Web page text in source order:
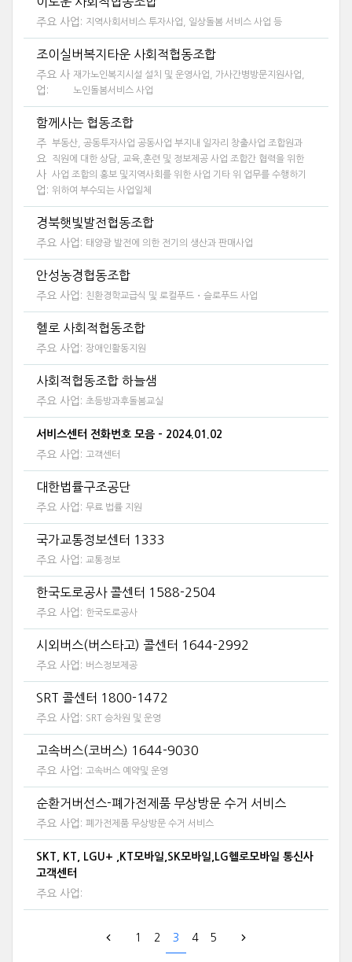
주요 사업: 지역사회서비스 투자사업, 일상돌봄 서비스 사업 등
조이실버복지타운 사회적협동조합
주요 사
업:
재가노인복지시설 설치 및 운영사업, 가사간병방문지원사업,
노인돌봄서비스 사업
함께사는 협동조합
주
요
사
업:
부동산, 공동투자사업 공동사업 부지내 일자리 창출사업 조합원과
직원에 대한 상담, 교육,훈련 및 정보제공 사업 조합간 협력을 위한
사업 조합의 홍보 및지역사회를 위한 사업 기타 위 업무를 수행하기
위하여 부수되는 사업일체
경북햇빛발전협동조합
주요 사업: 태양광 발전에 의한 전기의 생산과 판매사업
안성농경협동조합
주요 사업: 친환경학교급식 및 로컬푸드・슬로푸드 사업
헬로 사회적협동조합
주요 사업: 장애인활동지원
사회적협동조합 하늘샘
주요 사업: 초등방과후돌봄교실
서비스센터 전화번호 모음 - 2024.01.02
주요 사업: 고객센터
대한법률구조공단
주요 사업: 무료 법률 지원
국가교통정보센터 1333
주요 사업: 교통정보
한국도로공사 콜센터 1588-2504
주요 사업: 한국도로공사
시외버스(버스타고) 콜센터 1644-2992
주요 사업: 버스정보제공
SRT 콜센터 1800-1472
주요 사업: SRT 승차원 및 운영
고속버스(코버스) 1644-9030
주요 사업: 고속버스 예약및 운영
순환거버선스-폐가전제품 무상방문 수거 서비스
주요 사업: 폐가전제품 무상방문 수거 서비스
SKT, KT, LGU+ ,KT모바일,SK모바일,LG헬로모바일 통신사
고객센터
주요 사업:
1 2 3 4 5